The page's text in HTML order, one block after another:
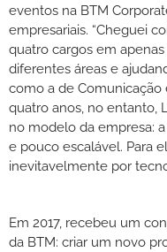
eventos na BTM
empresariais. “Cheguei
quatro cargos em
diferentes áreas e
como a de Comunicação
quatro anos, no entanto,
no modelo da empresa:
e pouco escalável. Para
inevitavelmente por
Em 2017, recebeu um
da BTM: criar um novo